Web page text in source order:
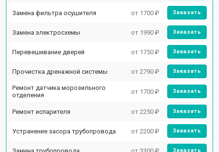
Замена фильтра осушителя от 1700 ₽ Заказать
Замена электросхемы от 1990 ₽ Заказать
Перевешивание дверей от 1750 ₽ Заказать
Прочистка дренажной системы от 2790 ₽ Заказать
Ремонт датчика морозильного
отделения
от 1700 ₽ Заказать
Ремонт испарителя от 2250 ₽ Заказать
Устранение засора трубопровода от 2200 ₽ Заказать
Замена трубопровода от 3300 ₽ Заказать